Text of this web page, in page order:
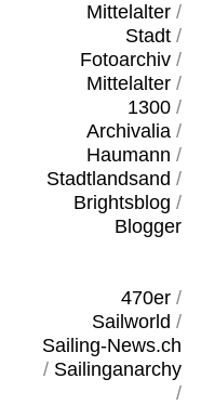
Mittelalter/
Stadt/
Fotoarchiv/
Mittelalter/
1300/
Archivalia/
Haumann /
Stadtlandsand /
Brightsblog /
Blogger
470er/
Sailworld /
Sailing-News.ch
/ Sailinganarchy
/